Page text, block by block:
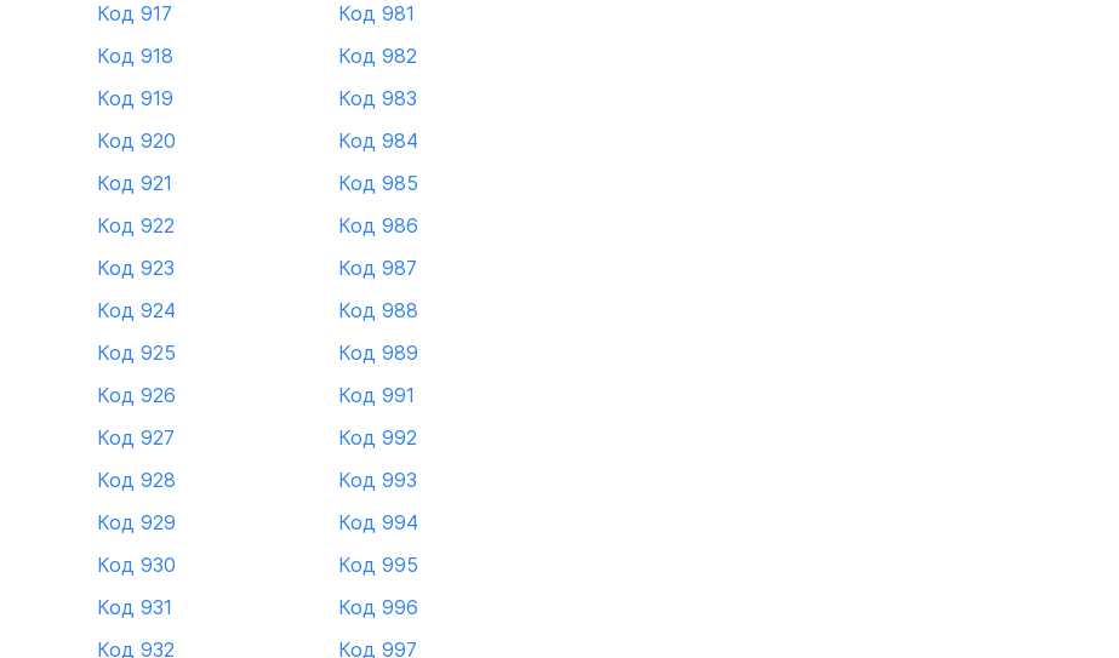
Код 917
Код 918
Код 919
Код 920
Код 921
Код 922
Код 923
Код 924
Код 925
Код 926
Код 927
Код 928
Код 929
Код 930
Код 931
Код 932
Код 981
Код 982
Код 983
Код 984
Код 985
Код 986
Код 987
Код 988
Код 989
Код 991
Код 992
Код 993
Код 994
Код 995
Код 996
Код 997